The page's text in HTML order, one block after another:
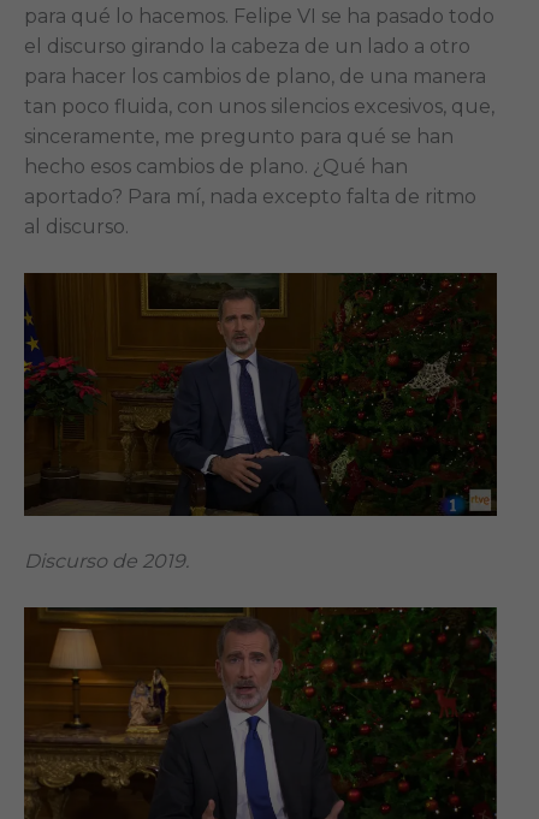
para qué lo hacemos. Felipe VI se ha pasado todo
el discurso girando la cabeza de un lado a otro
para hacer los cambios de plano, de una manera
tan poco fluida, con unos silencios excesivos, que,
sinceramente, me pregunto para qué se han
hecho esos cambios de plano. ¿Qué han
aportado? Para mí, nada excepto falta de ritmo
al discurso.
Discurso de 2019.